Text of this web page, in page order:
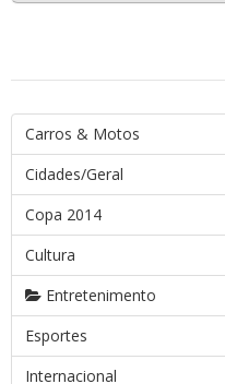
Carros & Motos
Cidades/Geral
Copa 2014
Cultura
Entretenimento
Esportes
Internacional